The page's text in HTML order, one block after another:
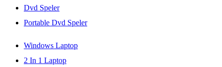
Dvd Speler
Portable Dvd Speler
Windows Laptop
2 In 1 Laptop